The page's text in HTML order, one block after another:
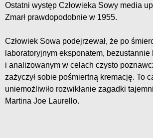
Ostatni występ Człowieka Sowy media
Zmarł prawdopodobnie w 1955.
Człowiek Sowa podejrzewał, że po
laboratoryjnym eksponatem, bezustannie
i analizowanym w celach czysto
zażyczył sobie pośmiertną kremację. To
uniemożliwiło rozwikłanie zagadki
Martina Joe Laurello.